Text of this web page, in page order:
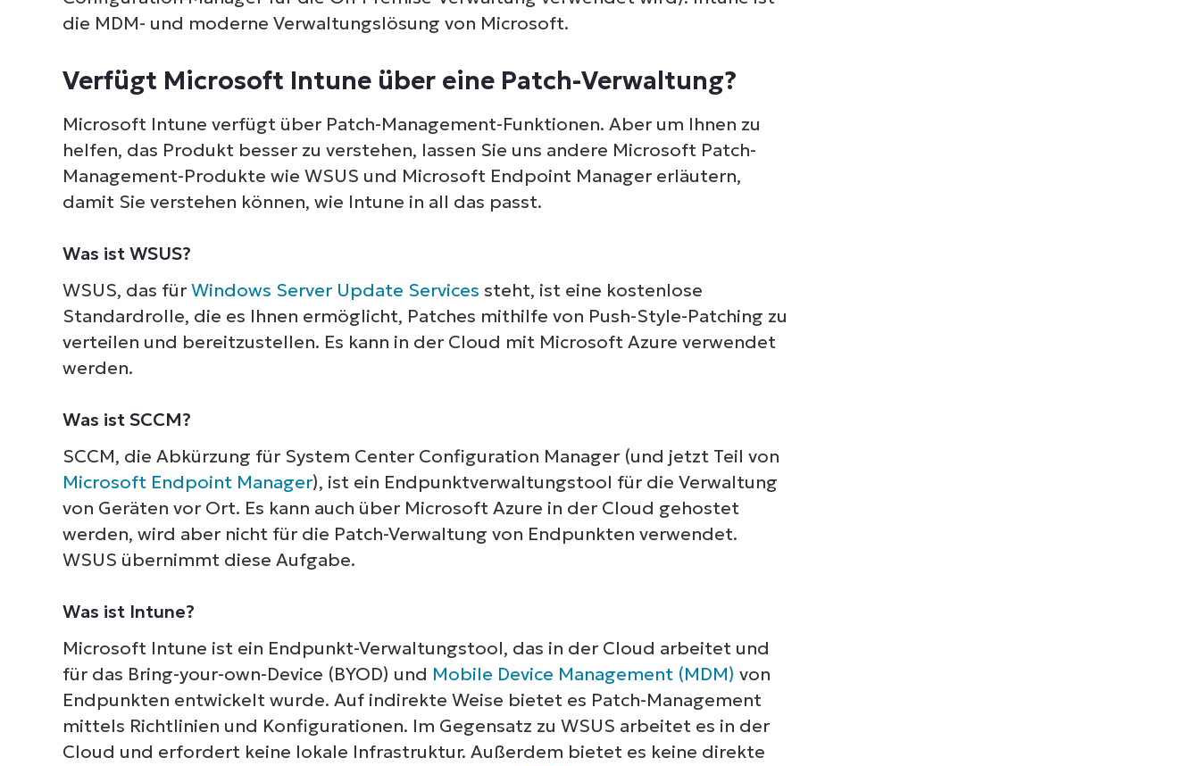
Starten Sie mit NinjaOne Patch Management
die MDM- und moderne Verwaltungslösung von Microsoft.
Verfügt Microsoft Intune über eine Patch-Verwaltung?
Microsoft Intune verfügt über Patch-Management-Funktionen. Aber um Ihnen zu
helfen, das Produkt besser zu verstehen, lassen Sie uns andere Microsoft Patch-
Management-Produkte wie WSUS und Microsoft Endpoint Manager erläutern,
damit Sie verstehen können, wie Intune in all das passt.
Was ist WSUS?
WSUS, das für Windows Server Update Services steht, ist eine kostenlose
Standardrolle, die es Ihnen ermöglicht, Patches mithilfe von Push-Style-Patching zu
verteilen und bereitzustellen. Es kann in der Cloud mit Microsoft Azure verwendet
werden.
Was ist SCCM?
SCCM, die Abkürzung für System Center Configuration Manager (und jetzt Teil von
Microsoft Endpoint Manager), ist ein Endpunktverwaltungstool für die Verwaltung
von Geräten vor Ort. Es kann auch über Microsoft Azure in der Cloud gehostet
werden, wird aber nicht für die Patch-Verwaltung von Endpunkten verwendet.
WSUS übernimmt diese Aufgabe.
Was ist Intune?
Microsoft Intune ist ein Endpunkt-Verwaltungstool, das in der Cloud arbeitet und
für das Bring-your-own-Device (BYOD) und Mobile Device Management (MDM) von
Endpunkten entwickelt wurde. Auf indirekte Weise bietet es Patch-Management
mittels Richtlinien und Konfigurationen. Im Gegensatz zu WSUS arbeitet es in der
Cloud und erfordert keine lokale Infrastruktur. Außerdem bietet es keine direkte